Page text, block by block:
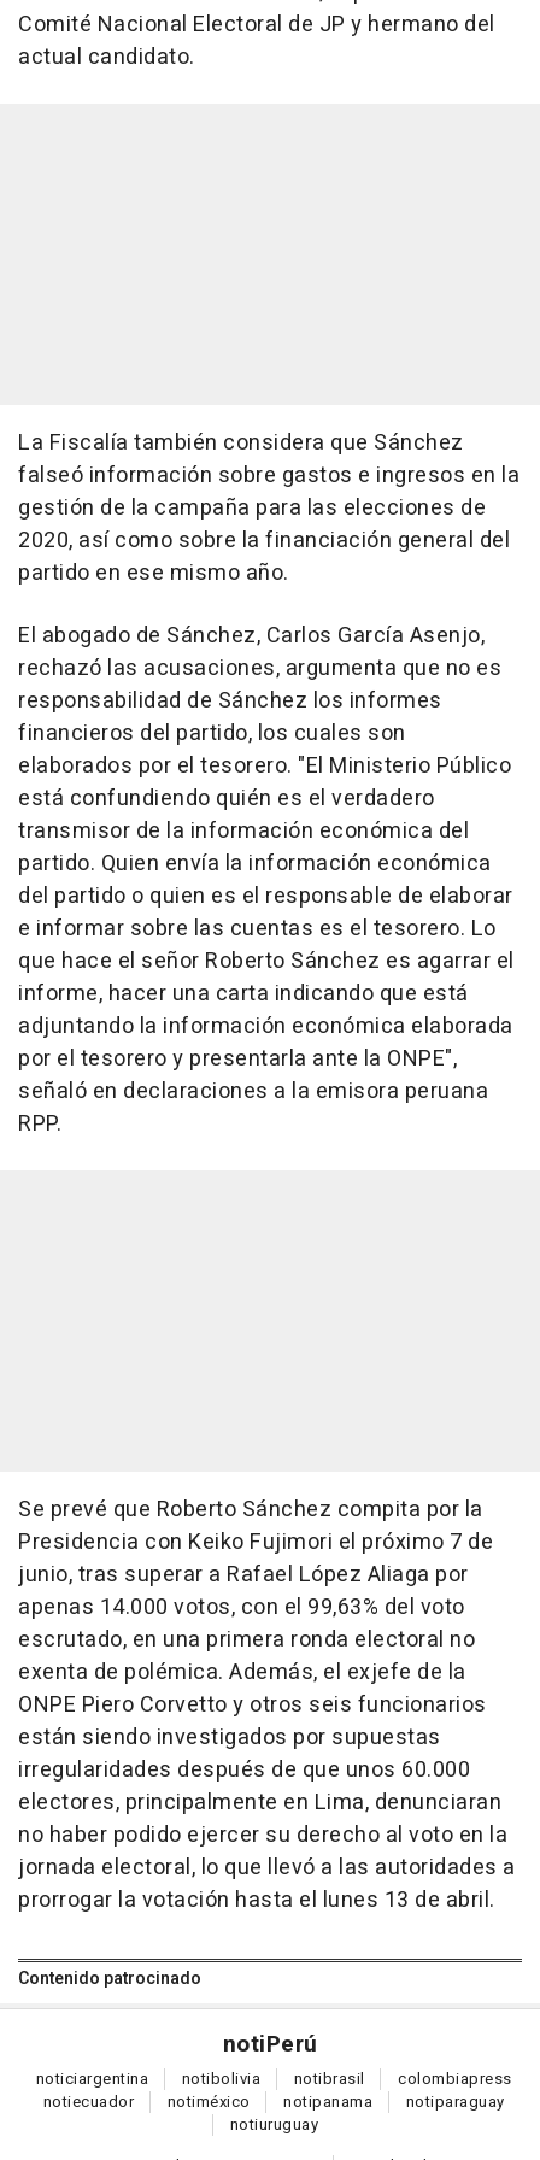
Comité Nacional Electoral de JP y hermano del
actual candidato.
La Fiscalía también considera que Sánchez
falseó información sobre gastos e ingresos en la
gestión de la campaña para las elecciones de
2020, así como sobre la financiación general del
partido en ese mismo año.
El abogado de Sánchez, Carlos García Asenjo,
rechazó las acusaciones, argumenta que no es
responsabilidad de Sánchez los informes
financieros del partido, los cuales son
elaborados por el tesorero. "El Ministerio Público
está confundiendo quién es el verdadero
transmisor de la información económica del
partido. Quien envía la información económica
del partido o quien es el responsable de elaborar
e informar sobre las cuentas es el tesorero. Lo
que hace el señor Roberto Sánchez es agarrar el
informe, hacer una carta indicando que está
adjuntando la información económica elaborada
por el tesorero y presentarla ante la ONPE",
señaló en declaraciones a la emisora peruana
RPP.
Se prevé que Roberto Sánchez compita por la
Presidencia con Keiko Fujimori el próximo 7 de
junio, tras superar a Rafael López Aliaga por
apenas 14.000 votos, con el 99,63% del voto
escrutado, en una primera ronda electoral no
exenta de polémica. Además, el exjefe de la
ONPE Piero Corvetto y otros seis funcionarios
están siendo investigados por supuestas
irregularidades después de que unos 60.000
electores, principalmente en Lima, denunciaran
no haber podido ejercer su derecho al voto en la
jornada electoral, lo que llevó a las autoridades a
prorrogar la votación hasta el lunes 13 de abril.
Contenido patrocinado
notiPerú
noticiargentina notibolivia notibrasil colombiapress
notiecuador notiméxico notipanama notiparaguay
notiuruguay